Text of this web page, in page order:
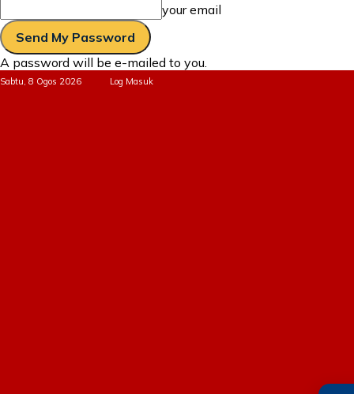
your email
A password will be e-mailed to you.
Sabtu, 8 Ogos 2026 Log Masuk